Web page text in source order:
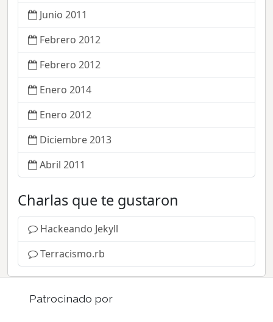
Junio 2011
Febrero 2012
Febrero 2012
Enero 2014
Enero 2012
Diciembre 2013
Abril 2011
Charlas que te gustaron
Hackeando Jekyll
Terracismo.rb
Patrocinado por